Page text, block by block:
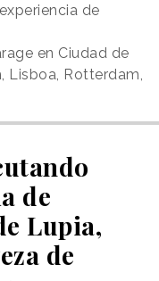
de
en Ciudad de
Lisboa, Rotterdam,
de
Lupia,
de